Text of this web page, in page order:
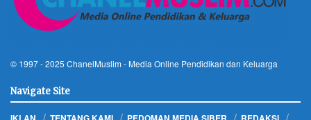
© 1997 - 2025 ChanelMuslim - Media Online Pendidikan dan Keluarga
Navigate Site